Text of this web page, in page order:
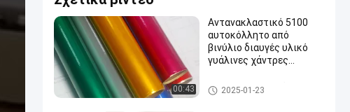
00:43
Αντανακλαστικό 5100
αυτοκόλλητο από
βινύλιο διαυγές υλικό
γυάλινες χάντρες
για την οδική
κυκλοφορία
Αντανακλαστική κάλυψη βαθ
μού μηχανικών
2025-01-23